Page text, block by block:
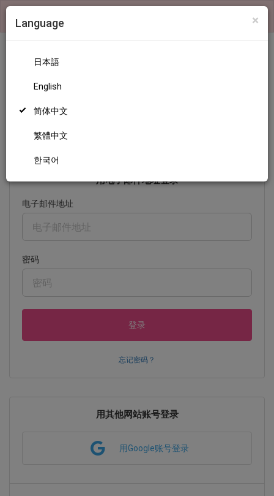
×
Language
日本語
English
简体中文
繁體中文
한국어
×
日本語
用电子邮件地址登录
电子邮件地址
密码
登录
忘记密码？
用其他网站账号登录
用Google账号登录